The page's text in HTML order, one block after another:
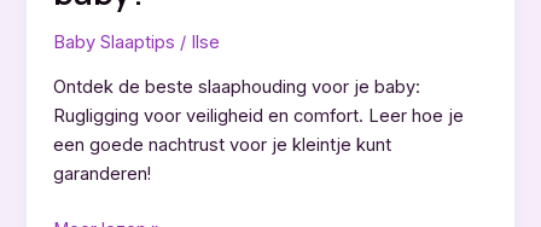
Baby Slaaptips / Ilse
Ontdek de beste slaaphouding voor je baby:
Rugligging voor veiligheid en comfort. Leer hoe je
een goede nachtrust voor je kleintje kunt
garanderen!